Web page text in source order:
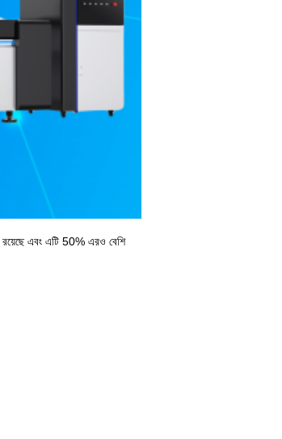
রয়েছে এবং এটি 50% এরও বেশি